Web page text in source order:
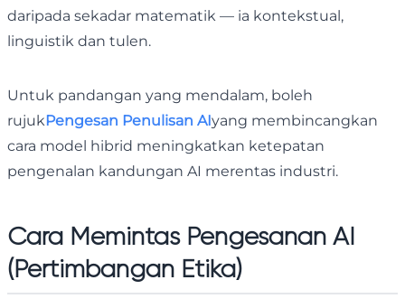
daripada sekadar matematik — ia kontekstual,
linguistik dan tulen.
Untuk pandangan yang mendalam, boleh
rujukPengesan Penulisan AIyang membincangkan
cara model hibrid meningkatkan ketepatan
pengenalan kandungan AI merentas industri.
Cara Memintas Pengesanan AI
(Pertimbangan Etika)